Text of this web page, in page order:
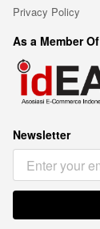
Privacy Policy
As a Member Of
Newsletter